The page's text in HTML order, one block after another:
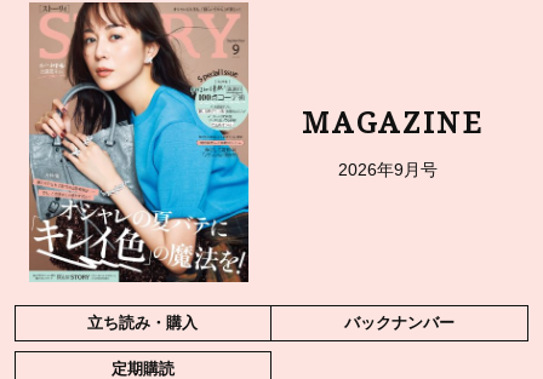
MAGAZINE
2026年9月号
立ち読み・購入 バックナンバー
定期購読